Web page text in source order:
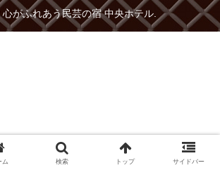
がふれあう民芸の宿 中央ホテル.
ム 検索 トップ サイドバー